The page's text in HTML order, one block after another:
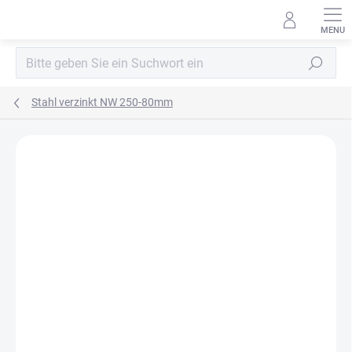
Suchen
Stahl verzinkt NW 250-80mm